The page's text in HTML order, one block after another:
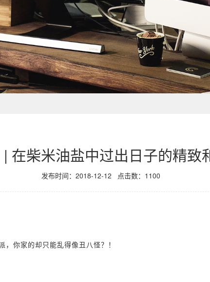
在柴米油盐中过出日子的精致
发布时间：2018-12-12 点击数： 1100
你家的却只能乱得像丑八怪？！